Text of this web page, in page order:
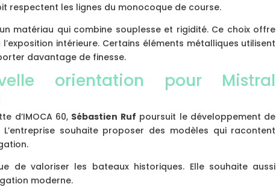
respectent les lignes du monocoque de course.
matériau qui combine souplesse et rigidité. Ce choix offre
intérieure. Certains éléments métalliques utilisent
davantage de finesse.
orientation pour Mistral
d’IMOCA 60, Sébastien Ruf poursuit le développement de
L’entreprise souhaite proposer des modèles qui racontent
de valoriser les bateaux historiques. Elle souhaite aussi
moderne.